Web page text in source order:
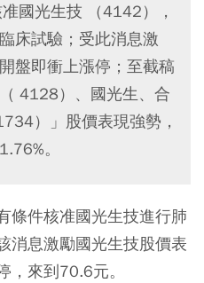
國光生技 （4142），
床試驗；受此消息激
盤即衝上漲停；至截稿
4128）、國光生、合
）」股價表現強勢，
。
條件核准國光生技進行肺
消息激勵國光生技股價表
，來到70.6元。